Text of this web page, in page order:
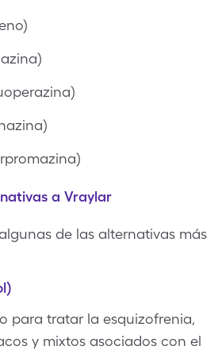
a Vraylar
de las alternativas más
para tratar la esquizofrenia,
y mixtos asociados con el